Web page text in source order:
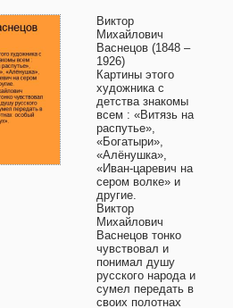
Виктор
Михайлович
Васнецов (1848 –
1926)
Картины этого
художника с
детства знакомы
всем : «Витязь на
распутье»,
«Богатыри»,
«Алёнушка»,
«Иван-царевич на
сером волке» и
другие.
Виктор
Михайлович
Васнецов тонко
чувствовал и
понимал душу
русского народа и
сумел передать в
своих полотнах